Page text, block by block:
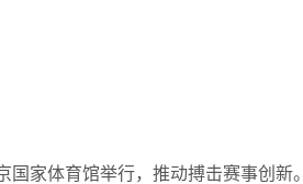
家体育馆举行，推动搏击赛事创新。